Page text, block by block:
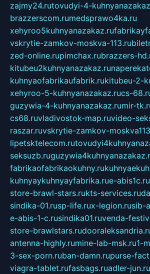
zajmy24.rutovudyi-4-
brazzerscom.rumedsprawo4ka.ru
xehyroo5kuhnyanazakaz.ru
vskrytie-zamkov-moskva-113.ru
zed-online.rupimchax.rubrazzers-
kitubeu2kuhnyanazakaz.ru
kuhnyaofabrikaufabrik.rukitubeu-2-
xehyroo-5-kuhnyanazakaz.rucs-
guzywia-4-kuhnyanazakaz.rumir-
cs68.ruvladivostok-map.ruvideo-
raszar.ruvskrytie-zamkov-
lipetsktelecom.ru
seksuzb.ru
fabrikaofabrikaokuhny.ru
kuhnyaykuhnyayfabrika.rue-abis1c.ru
store-brawl-stars.rukts-services.ru
sindika-01.rusp-life.rux-legion.rusib-
e-abis-1-c.rusindika01.ruvenda-
store-brawlstars.ru
antenna-highly.rumine-lab-msk.ru1-
3-sex-porn.ruban-damn.rupurse-
viagra-tablet.rufasbags.ruadler-jun.ru